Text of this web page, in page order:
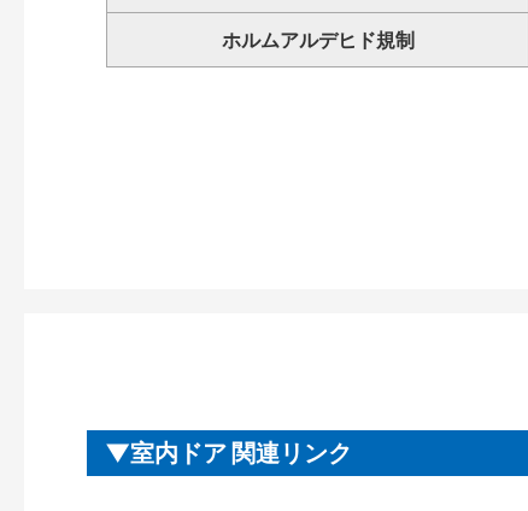
ホルムアルデヒド規制
室内ドア 関連リンク